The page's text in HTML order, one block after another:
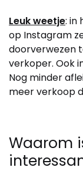
Leuk weetje: in
op Instagram
doorverwezen
verkoper. Ook
Nog minder
meer verkoop
Waarom